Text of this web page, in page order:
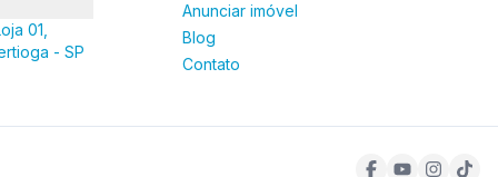
01,
- SP
Anunciar imóvel
Blog
Contato